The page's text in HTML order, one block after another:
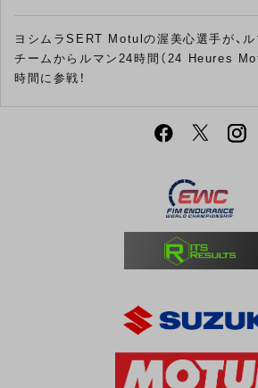
ヨシムラSERT Motulの渥美心選手が、
チームからルマン24時間（24 Heures
時間に参戦！